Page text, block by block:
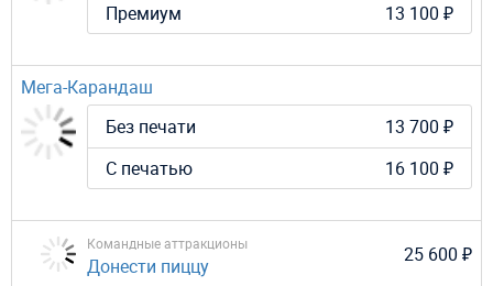
Премиум
13 100 ₽
Мега-Карандаш
Без печати
13 700 ₽
С печатью
16 100 ₽
Командные аттракционы
Донести пиццу 25 600 ₽